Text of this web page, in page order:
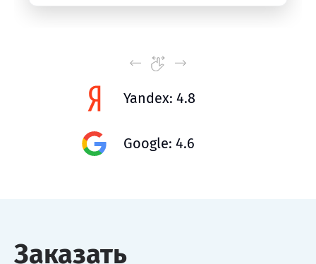
Yandex: 4.8
Google: 4.6
Заказать